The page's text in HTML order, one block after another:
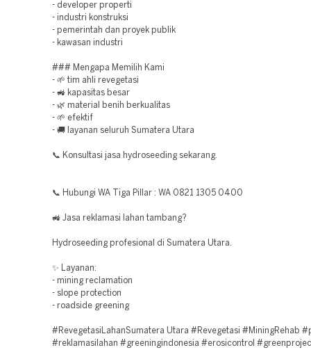
- developer properti
- industri konstruksi
- pemerintah dan proyek publik
- kawasan industri
### Mengapa Memilih Kami
- 🌱 tim ahli revegetasi
- 🚜 kapasitas besar
- 🌿 material benih berkualitas
- 🌱 efektif
- 🚚 layanan seluruh Sumatera Utara
📞 Konsultasi jasa hydroseeding sekarang.
📞 Hubungi WA Tiga Pillar : WA 0821 1305 0400
🚜 Jasa reklamasi lahan tambang?
Hydroseeding profesional di Sumatera Utara.
✨ Layanan:
- mining reclamation
- slope protection
- roadside greening
#RevegetasiLahanSumatera Utara #Revegetasi #MiningRehab
#reklamasilahan #greeningindonesia #erosicontrol